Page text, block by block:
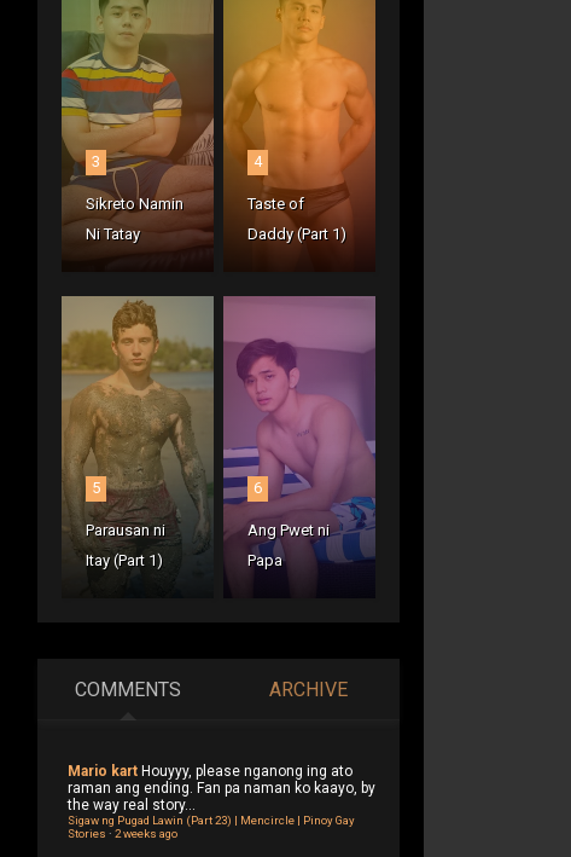
3
Sikreto Namin
Ni Tatay
4
Taste of
Daddy (Part 1)
5
Parausan ni
Itay (Part 1)
6
Ang Pwet ni
Papa
COMMENTS ARCHIVE
Mario kart Houyyy, please nganong ing ato
raman ang ending. Fan pa naman ko kaayo, by
the way real story...
Sigaw ng Pugad Lawin (Part 23) | Mencircle | Pinoy Gay
Stories · 2 weeks ago